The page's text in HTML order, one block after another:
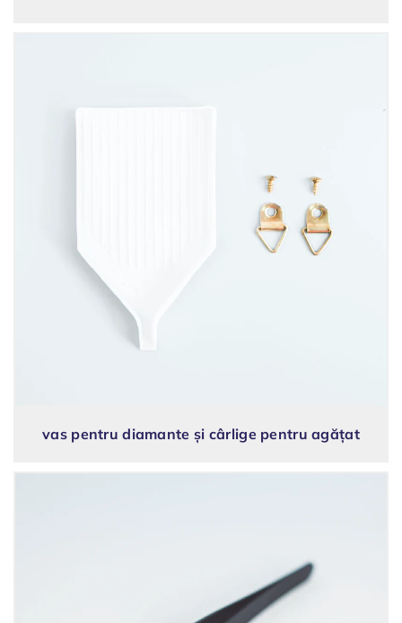
vas pentru diamante și cârlige pentru agățat